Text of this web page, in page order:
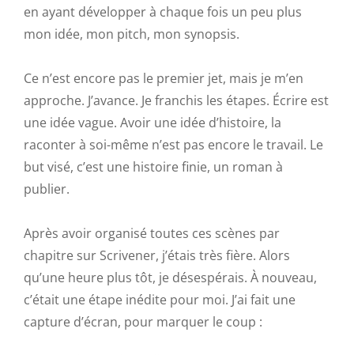
en ayant développer à chaque fois un peu plus
mon idée, mon pitch, mon synopsis.
Ce n’est encore pas le premier jet, mais je m’en
approche. J’avance. Je franchis les étapes. Écrire est
une idée vague. Avoir une idée d’histoire, la
raconter à soi-même n’est pas encore le travail. Le
but visé, c’est une histoire finie, un roman à
publier.
Après avoir organisé toutes ces scènes par
chapitre sur Scrivener, j’étais très fière. Alors
qu’une heure plus tôt, je désespérais. À nouveau,
c’était une étape inédite pour moi. J’ai fait une
capture d’écran, pour marquer le coup :